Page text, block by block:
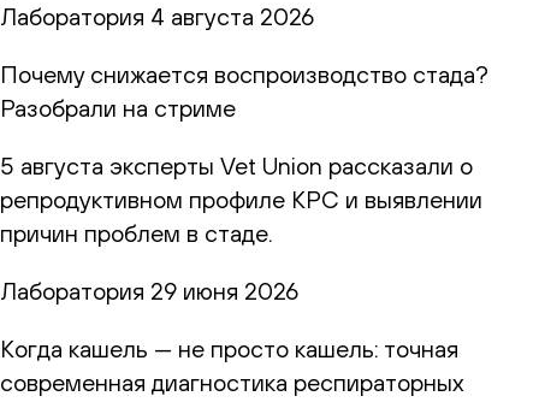
Лаборатория 4 августа 2026
Почему снижается воспроизводство стада?
Разобрали на стриме
5 августа эксперты Vet Union рассказали о
репродуктивном профиле КРС и выявлении
причин проблем в стаде.
Лаборатория 29 июня 2026
Когда кашель — не просто кашель: точная
современная диагностика респираторных